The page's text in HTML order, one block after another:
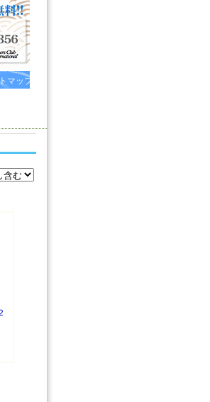
マップ